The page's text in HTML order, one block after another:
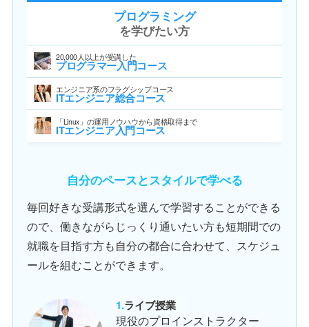
プログラミング
を学びたい方
20,000人以上が受講した
プログラマー入門コース
エンジニア系のフラグシップコース
ITエンジニア総合コース
「Linux」の運用ノウハウから資格取得まで
ITエンジニア入門コース
自分のペースとスタイルで学べる
毎回好きな受講形式を選んで学習することができる
ので、働きながらじっくり通いたい方も短期間での
就職を目指す方も自分の都合に合わせて、スケジュ
ールを組むことができます。
ライブ授業
現役のプロインストラクター